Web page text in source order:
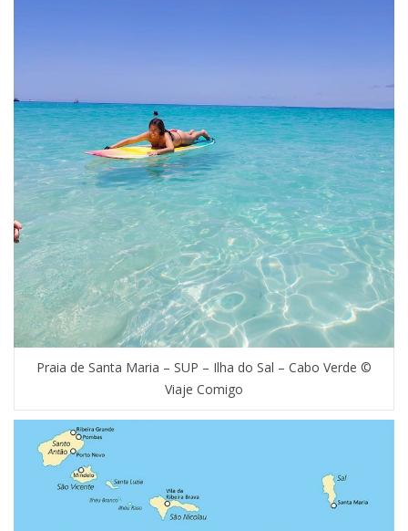
Praia de Santa Maria – SUP – Ilha do Sal – Cabo Verde ©
Viaje Comigo